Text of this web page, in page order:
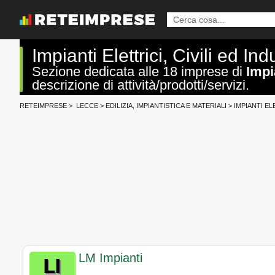
Impianti Elettrici, Civili ed
Sezione dedicata alle 18 imprese di
descrizione di attività/prodotti/servizi.
RETEIMPRESE > LECCE > EDILIZIA, IMPIANTISTICA E MATERIALI > IMPIANTI
LM Impianti